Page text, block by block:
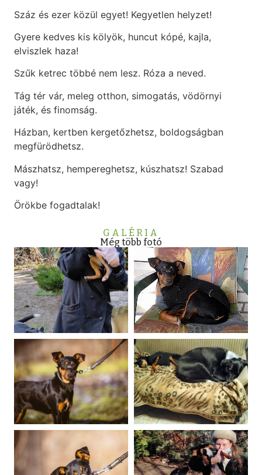
Száz és ezer közül egyet! Kegyetlen helyzet!
Gyere kedves kis kölyök, huncut kópé, kajla,
elviszlek haza!
Szűk ketrec többé nem lesz. Róza a neved.
Tág tér vár, meleg otthon, simogatás, vödörnyi
játék, és finomság.
Házban, kertben kergetőzhetsz, boldogságban
megfürödhetsz.
Mászhatsz, hempereghetsz, kúszhatsz! Szabad
vagy!
Örökbe fogadtalak!
GALÉRIA
Még több fotó